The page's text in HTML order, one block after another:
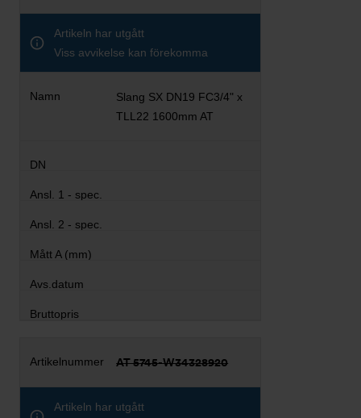
Artikeln har utgått
Viss avvikelse kan förekomma
Slang SX DN19 FC3/4" x
TLL22 1600mm AT
AT 5745-W34328920
Artikeln har utgått